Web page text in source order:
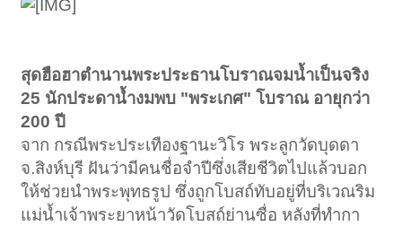
สุดฮือฮาตำนานพระประธานโบราณจมน้ำเป็นจริง
25 นักประดาน้ำงมพบ "พระเกศ" โบราณ อายุกว่า
200 ปี
จาก กรณีพระประเทืองฐานะวิโร พระลูกวัดบุดดา
จ.สิงห์บุรี ฝันว่ามีคนชื่อจำปีซึ่งเสียชีวิตไปแล้วบอก
ให้ช่วยนำพระพุทธรูป ซึ่งถูกโบสถ์ทับอยู่ที่บริเวณริม
แม่น้ำเจ้าพระยาหน้าวัดโบสถ์ย่านซื่อ หลังที่ทำกา